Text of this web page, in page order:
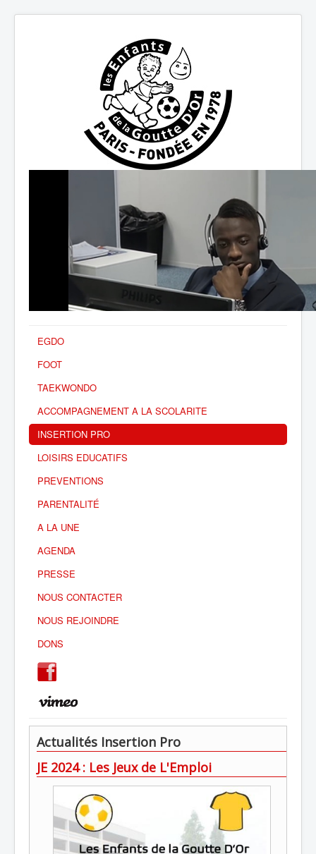
EGDO
FOOT
TAEKWONDO
ACCOMPAGNEMENT A LA SCOLARITE
INSERTION PRO
LOISIRS EDUCATIFS
PREVENTIONS
PARENTALITÉ
A LA UNE
AGENDA
PRESSE
NOUS CONTACTER
NOUS REJOINDRE
DONS
Actualités Insertion Pro
JE 2024 : Les Jeux de L'Emploi